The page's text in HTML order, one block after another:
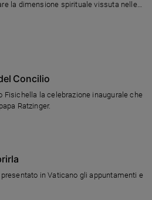
la dimensione spirituale vissuta nelle
Reuters).
Concilio
Fisichella la celebrazione inaugurale che
Ratzinger.
in Vaticano gli appuntamenti e